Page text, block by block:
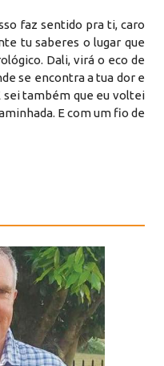
faz sentido pra ti, caro
tu saberes o lugar que
Dali, virá o eco de
se encontra a tua dor e
sei também que eu voltei
E com um fio de